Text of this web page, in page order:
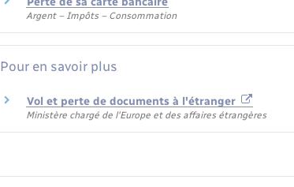
Argent – Impôts – Consommation
Pour en savoir plus
Vol et perte de documents à l'étranger
Ministère chargé de l'Europe et des affaires étrangères